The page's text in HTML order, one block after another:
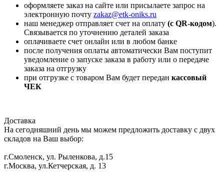
оформляете заказ на сайте или присылаете запрос на
электронную почту zakaz@etk-oniks.ru
наш менеджер отправляет счет на оплату (с QR-кодом).
Связывается по уточнению деталей заказа
оплачиваете счет онлайн или в любом банке
после получения оплаты автоматически Вам поступит
уведомление о запуске заказа в работу или о передаче
заказа на отгрузку
при отгрузке с товаром Вам будет передан кассовый
ЧЕК
Доставка
На сегодняшний день мы можем предложить доставку с двух
складов на Ваш выбор:
г.Смоленск, ул. Рыленкова, д.15
г.Москва, ул.Кетчерская, д. 13